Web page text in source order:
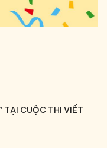
TẠI CUỘC THI VIẾT